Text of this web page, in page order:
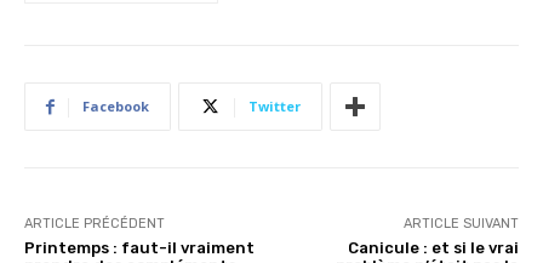
Facebook Twitter
ARTICLE PRÉCÉDENT
Printemps : faut-il vraiment
ARTICLE SUIVANT
Canicule : et si le vrai